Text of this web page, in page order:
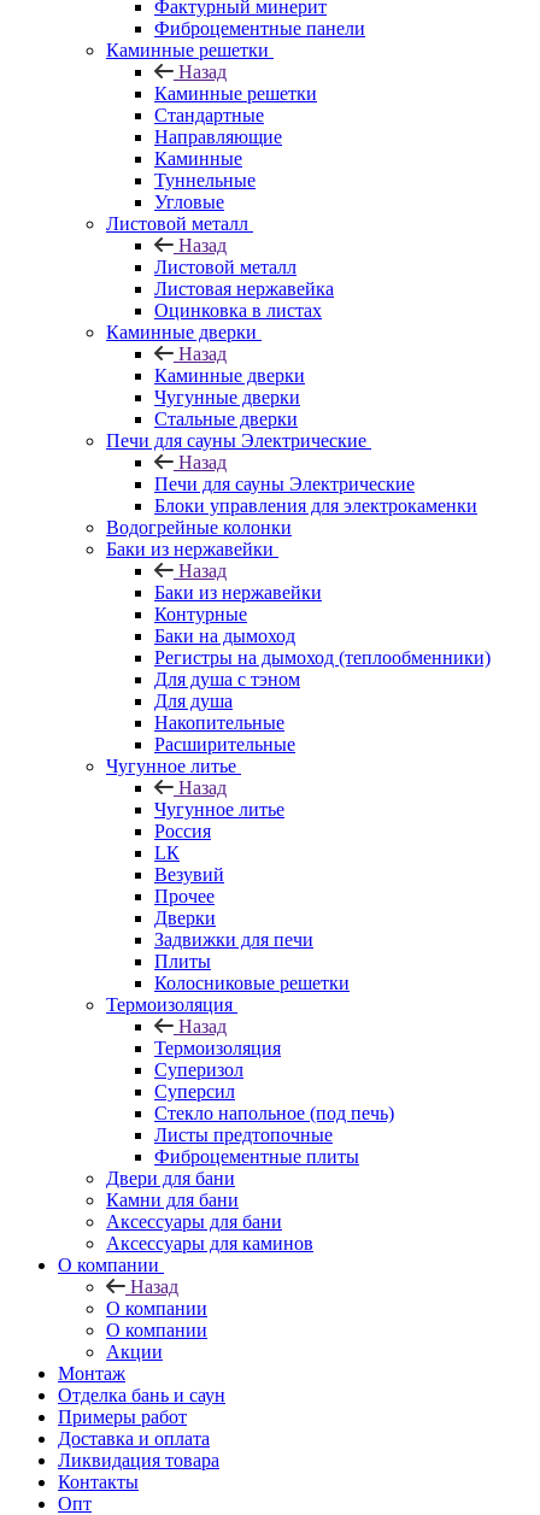
Фактурный минерит
Фиброцементные панели
Каминные решетки
Назад
Каминные решетки
Стандартные
Направляющие
Каминные
Туннельные
Угловые
Листовой металл
Назад
Листовой металл
Листовая нержавейка
Оцинковка в листах
Каминные дверки
Назад
Каминные дверки
Чугунные дверки
Стальные дверки
Печи для сауны Электрические
Назад
Печи для сауны Электрические
Блоки управления для электрокаменки
Водогрейные колонки
Баки из нержавейки
Назад
Баки из нержавейки
Контурные
Баки на дымоход
Регистры на дымоход (теплообменники)
Для душа с тэном
Для душа
Накопительные
Расширительные
Чугунное литье
Назад
Чугунное литье
Россия
LК
Везувий
Прочее
Дверки
Задвижки для печи
Плиты
Колосниковые решетки
Термоизоляция
Назад
Термоизоляция
Суперизол
Суперсил
Стекло напольное (под печь)
Листы предтопочные
Фиброцементные плиты
Двери для бани
Камни для бани
Аксессуары для бани
Аксессуары для каминов
О компании
Назад
О компании
О компании
Акции
Монтаж
Отделка бань и саун
Примеры работ
Доставка и оплата
Ликвидация товара
Контакты
Опт